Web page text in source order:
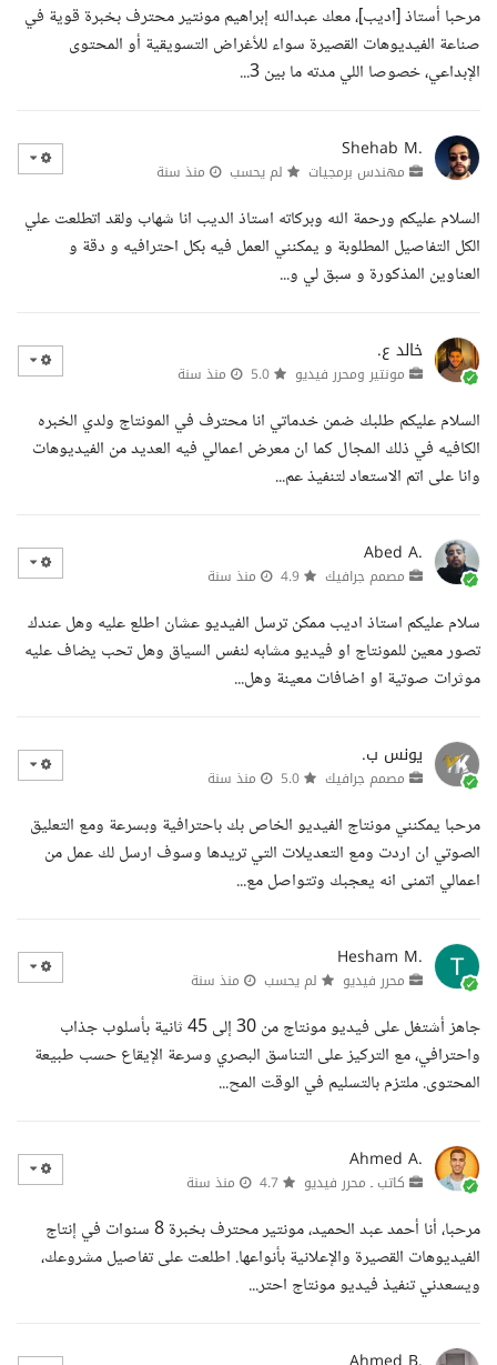
مرحبا أستاذ [اديب]، معك عبدالله إبراهيم مونتير محترف بخبرة قوية في
صناعة الفيديوهات القصيرة سواء للأغراض التسويقية أو المحتوى
الإبداعي، خصوصا اللي مدته ما بين 3...
Shehab M.
مهندس برمجيات لم يحسب منذ سنة
السلام عليكم ورحمة الله وبركاته استاذ الديب انا شهاب ولقد اتطلعت علي
الكل التفاصيل المطلوبة و يمكنني العمل فيه بكل احترافيه و دقة و
العناوين المذكورة و سبق لي و...
خالد ع.
مونتير ومحرر فيديو منذ سنة
السلام عليكم طلبك ضمن خدماتي انا محترف في المونتاج ولدي الخبره
الكافيه في ذلك المجال كما ان معرض اعمالي فيه العديد من الفيديوهات
وانا على اتم الاستعاد لتنفيذ عم...
Abed A.
مصمم جرافيك منذ سنة
سلام عليكم استاذ اديب ممكن ترسل الفيديو عشان اطلع عليه وهل عندك
تصور معين للمونتاج او فيديو مشابه لنفس السياق وهل تحب يضاف عليه
موثرات صوتية او اضافات معينة وهل...
يونس ب.
مصمم جرافيك منذ سنة
مرحبا يمكنني مونتاج الفيديو الخاص بك باحترافية وبسرعة ومع التعليق
الصوتي ان اردت ومع التعديلات التي تريدها وسوف ارسل لك عمل من
اعمالي اتمنى انه يعجبك وتتواصل مع...
Hesham M.
محرر فيديو لم يحسب منذ سنة
جاهز أشتغل على فيديو مونتاج من 30 إلى 45 ثانية بأسلوب جذاب
واحترافي، مع التركيز على التناسق البصري وسرعة الإيقاع حسب طبيعة
المحتوى. ملتزم بالتسليم في الوقت المح...
Ahmed A.
كاتب ـ محرر فيديو منذ سنة
مرحبا، أنا أحمد عبد الحميد، مونتير محترف بخبرة 8 سنوات في إنتاج
الفيديوهات القصيرة والإعلانية بأنواعها. اطلعت على تفاصيل مشروعك،
ويسعدني تنفيذ فيديو مونتاج احتر...